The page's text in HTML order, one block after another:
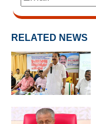
RELATED NEWS